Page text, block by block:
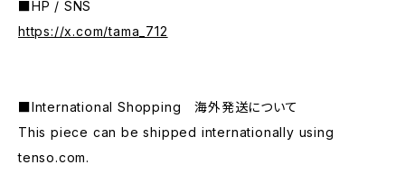
■HP / SNS
https://x.com/tama_712
■International Shopping 海外発送について
This piece can be shipped internationally using
tenso.com.